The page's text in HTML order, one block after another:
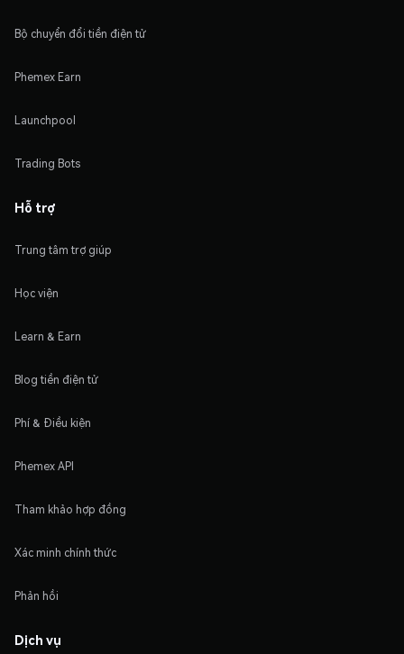
Bộ chuyển đổi tiền điện tử
Phemex Earn
Launchpool
Trading Bots
Hỗ trợ
Trung tâm trợ giúp
Học viện
Learn & Earn
Blog tiền điện tử
Phí & Điều kiện
Phemex API
Tham khảo hợp đồng
Xác minh chính thức
Phản hồi
Dịch vụ